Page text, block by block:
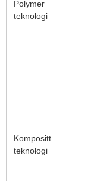
Polymer
teknologi
Kompositt
teknologi